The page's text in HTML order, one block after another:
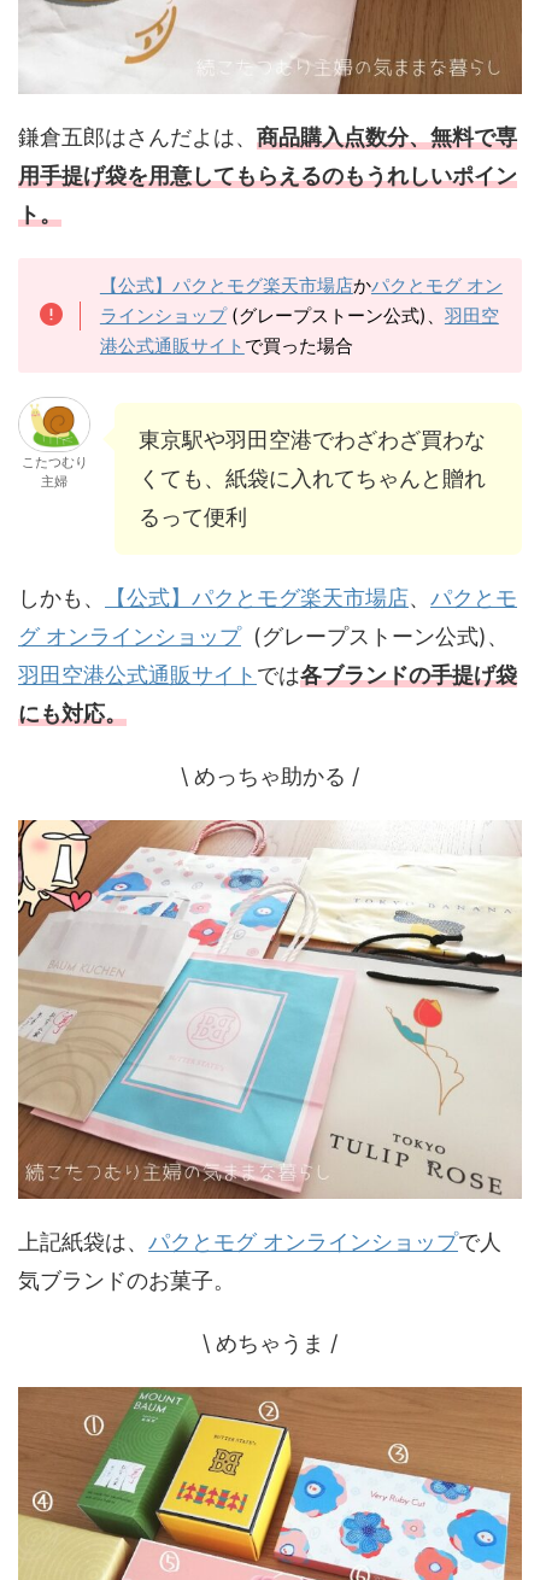
鎌倉五郎はさんだよは、 商品購入点数分、無料で専
用手提げ袋を用意してもらえるのもうれしいポイン
ト。
【公式】パクとモグ楽天市場店かパクとモグ オン
ラインショップ (グレープストーン公式)、 羽田空
港公式通販サイト で買った場合
こたつむり
主婦
東京駅や羽田空港でわざわざ買わな
くても、紙袋に入れてちゃんと贈れ
るって便利
しかも、 【公式】パクとモグ楽天市場店、 パクとモ
グ オンラインショップ(グレープストーン公式)、
羽田空港公式通販サイト では各ブランドの手提げ袋
にも対応。
\ めっちゃ助かる /
上記紙袋は、 パクとモグ オンラインショップで人
気ブランドのお菓子。
\ めちゃうま /